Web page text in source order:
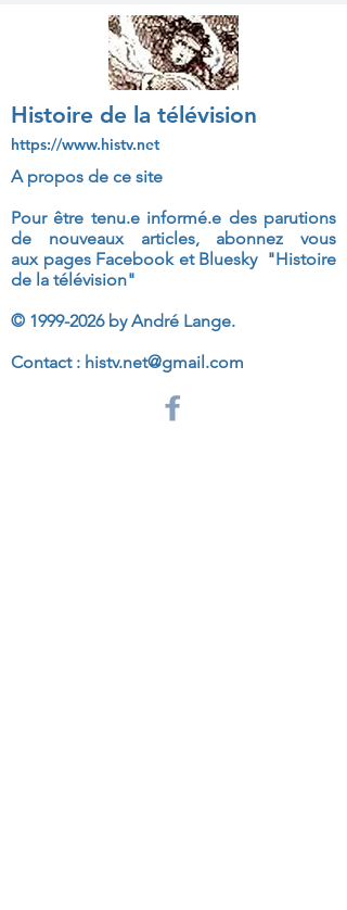
Histoire de la télévision
https://www.histv.net
A propos de ce site
Pour être tenu.e informé.e des parutions
de nouveaux articles, abonnez vous
aux pages Facebook et Bluesky "Histoire
de la télévision"
© 1999-2026by André Lange.
Contact : histv.net@gmail.com